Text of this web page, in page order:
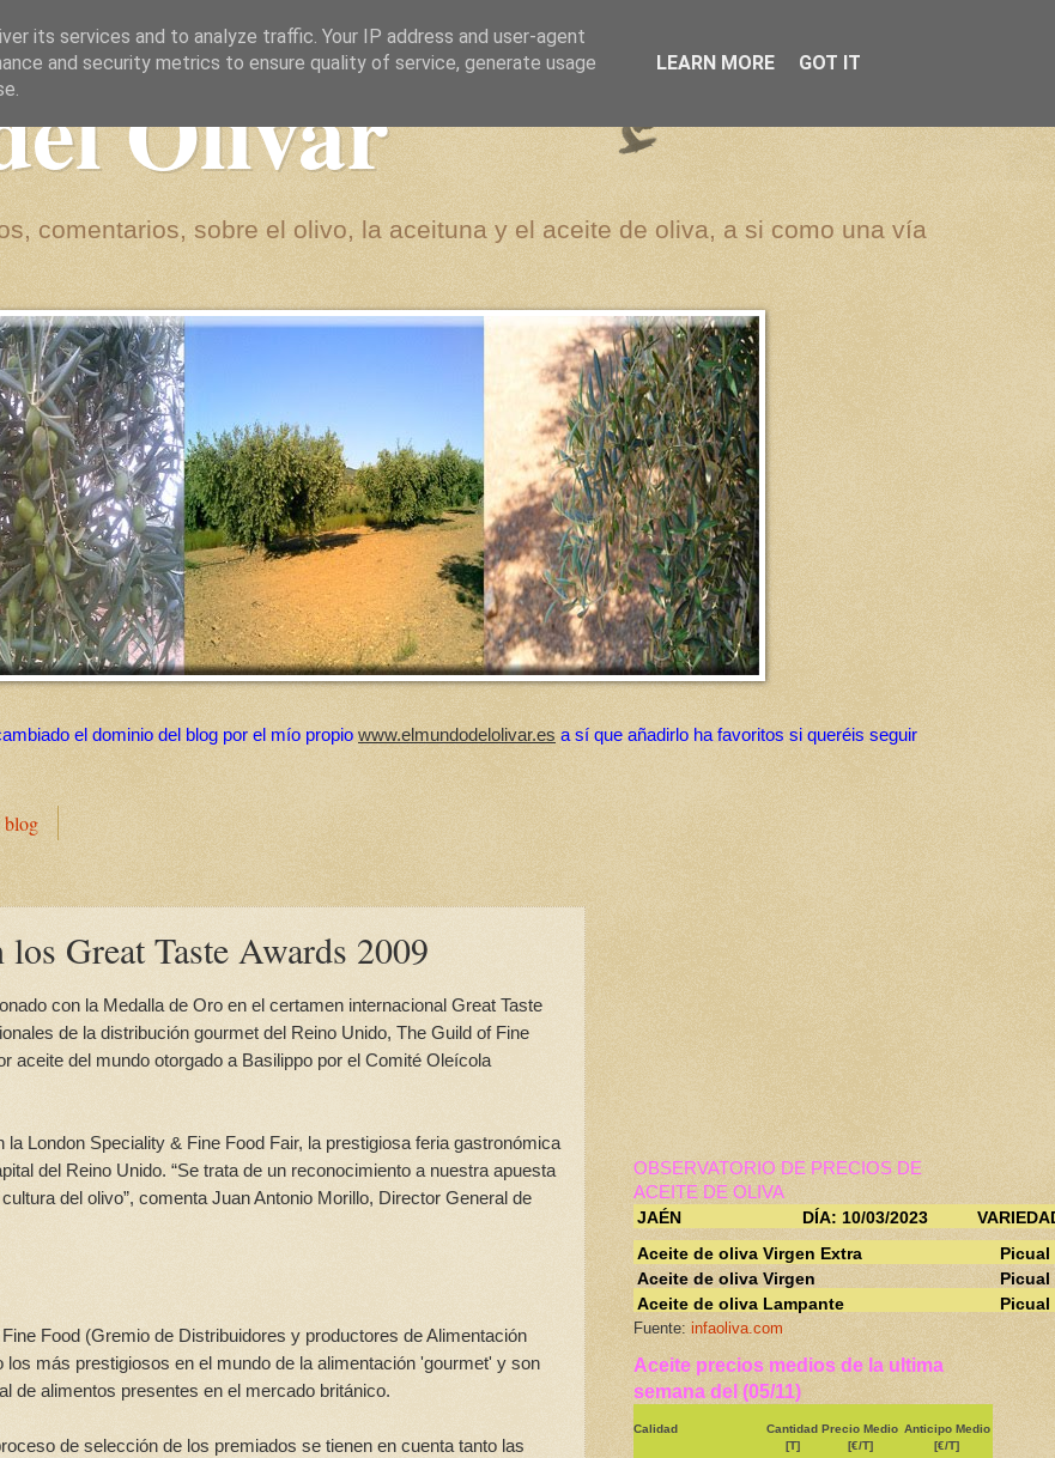
Olivar
comentarios, sobre el olivo, la aceituna y el aceite de oliva, a si como una vía
el dominio del blog por el mío propio www.elmundodelolivar.es a sí que añadirlo ha favoritos si queréis seguir
Great Taste Awards 2009
con la Medalla de Oro en el certamen internacional Great Taste
de la distribución gourmet del Reino Unido, The Guild of Fine
aceite del mundo otorgado a Basilippo por el Comité Oleícola
London Speciality & Fine Food Fair, la prestigiosa feria gastronómica
del Reino Unido. “Se trata de un reconocimiento a nuestra apuesta
del olivo”, comenta Juan Antonio Morillo, Director General de
Food (Gremio de Distribuidores y productores de Alimentación
más prestigiosos en el mundo de la alimentación 'gourmet' y son
de alimentos presentes en el mercado británico.
de selección de los premiados se tienen en cuenta tanto las
OBSERVATORIO DE PRECIOS DE
ACEITE DE OLIVA
JAÉN
DÍA: 10/03/2023
Aceite de oliva Virgen Extra
Picual
Aceite de oliva Virgen
Picual
Aceite de oliva Lampante
Picual
Fuente: infaoliva.com
Aceite precios medios de la ultima
semana del (05/11)
Calidad
Cantidad
[T]
Precio Medio
[€/T]
Anticipo Medio
[€/T]
its services and to analyze traffic. Your IP address and user-agent
and security metrics to ensure quality of service, generate usage
LEARN MORE GOT IT